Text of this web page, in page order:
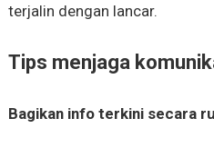
terjalin dengan lancar.
Tips menjaga
Bagikan info terkini secara